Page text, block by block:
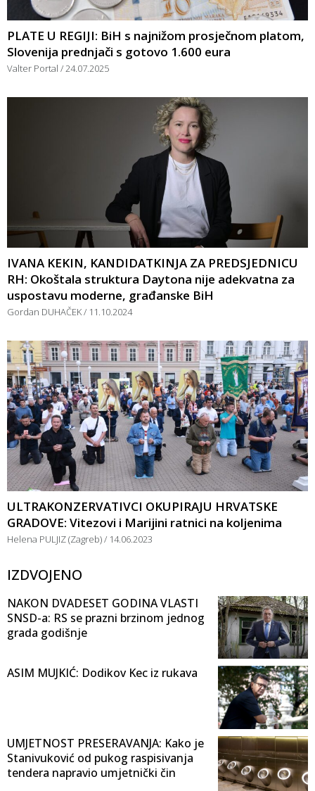
PLATE U REGIJI: BiH s najnižom prosječnom platom,
Slovenija prednjači s gotovo 1.600 eura
Valter Portal 24.07.2025
IVANA KEKIN, KANDIDATKINJA ZA PREDSJEDNICU
RH: Okoštala struktura Daytona nije adekvatna za
uspostavu moderne, građanske BiH
Gordan DUHAČEK 11.10.2024
ULTRAKONZERVATIVCI OKUPIRAJU HRVATSKE
GRADOVE: Vitezovi i Marijini ratnici na koljenima
Helena PULJIZ (Zagreb) 14.06.2023
IZDVOJENO
NAKON DVADESET GODINA VLASTI
SNSD-a: RS se prazni brzinom jednog
grada godišnje
ASIM MUJKIĆ: Dodikov Kec iz rukava
UMJETNOST PRESERAVANJA: Kako je
Stanivuković od pukog raspisivanja
tendera napravio umjetnički čin